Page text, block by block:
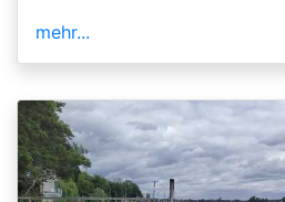
mehr...